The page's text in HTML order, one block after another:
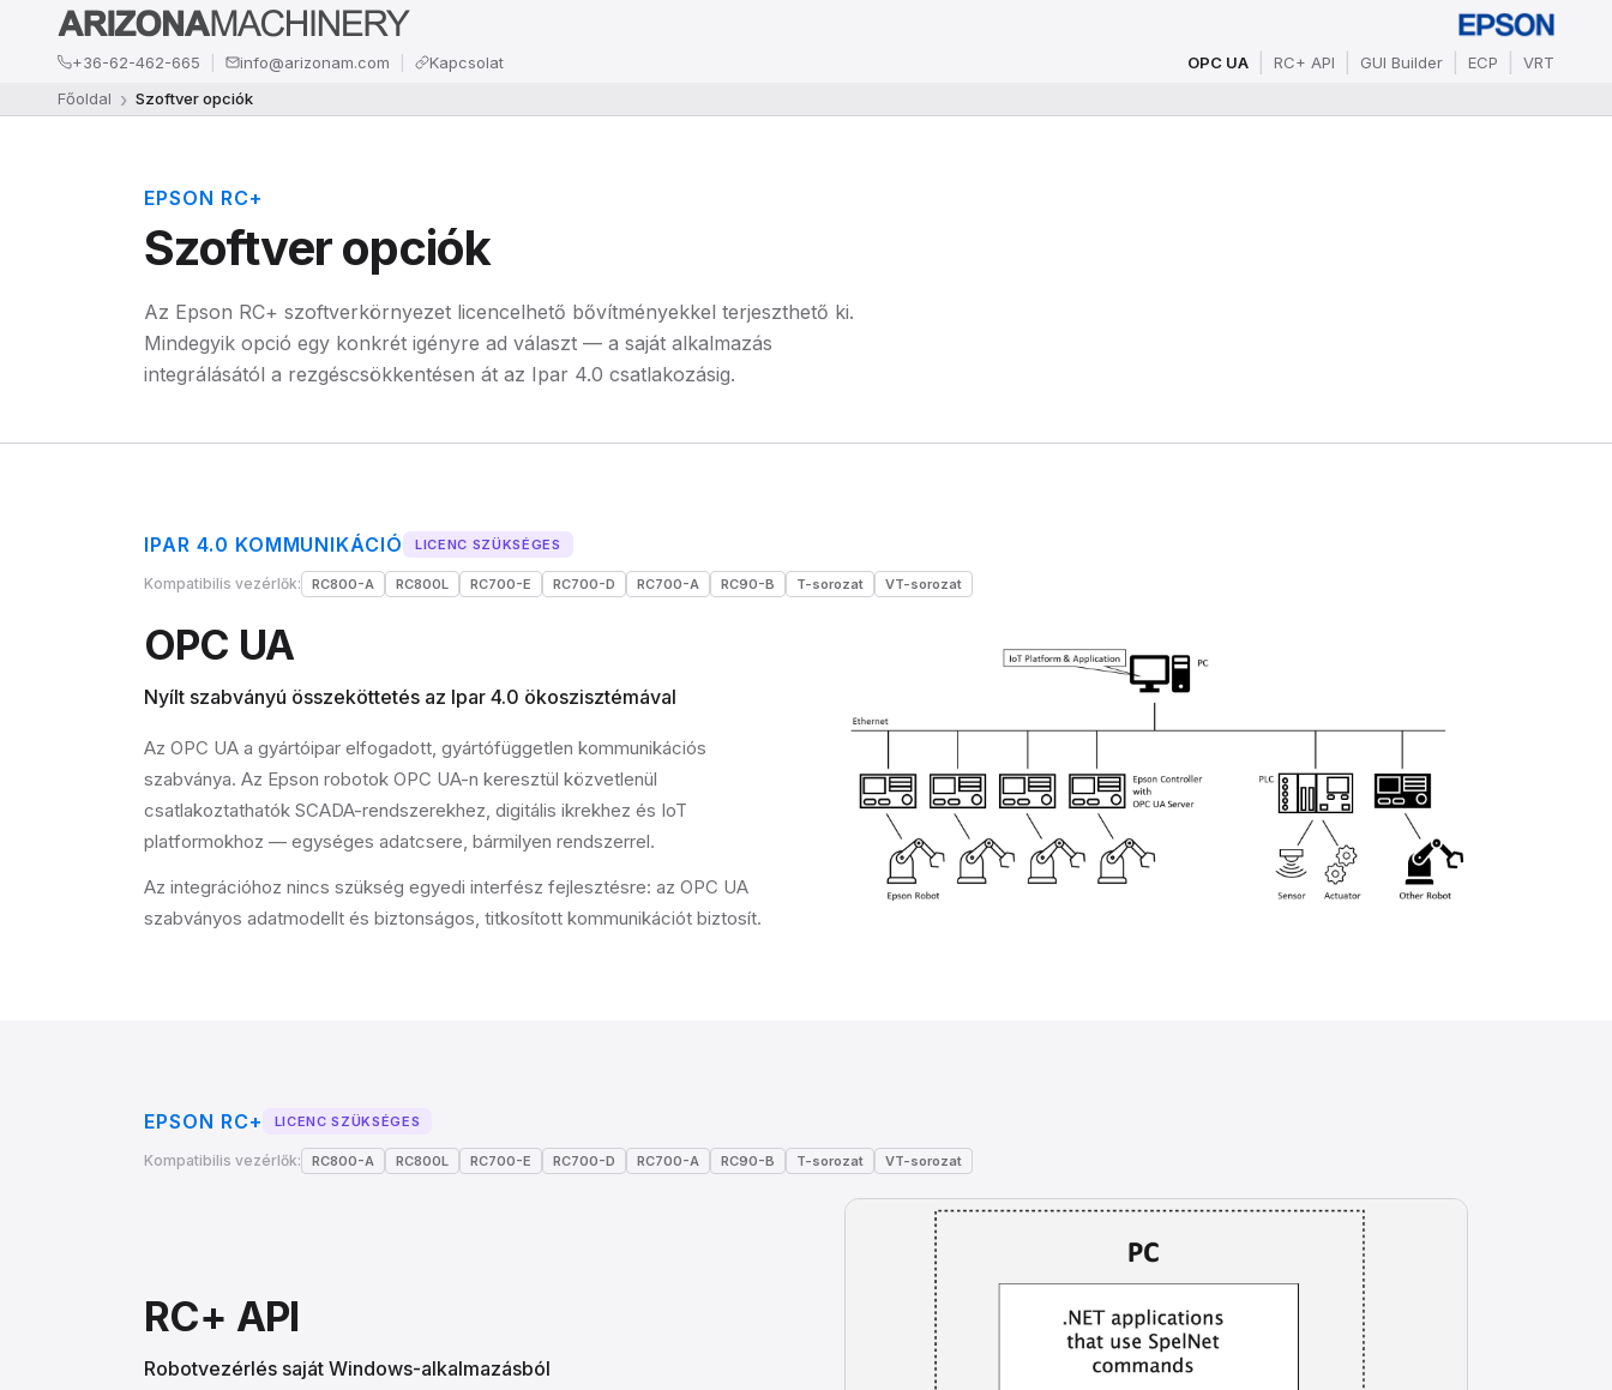
+36-62-462-665 info@arizonam.com Kapcsolat OPC UA RC+ API GUI Builder ECP
VRT
Főoldal
Szoftver opciók
EPSON RC+
Szoftver opciók
Az Epson RC+ szoftverkörnyezet licencelhető bővítményekkel terjeszthető ki.
Mindegyik opció egy konkrét igényre ad választ — a saját alkalmazás
integrálásától a rezgéscsökkentésen át az Ipar 4.0 csatlakozásig.
IPAR 4.0 KOMMUNIKÁCIÓ LICENC SZÜKSÉGES
Kompatibilis vezérlők: RC800-A RC800L RC700-E RC700-D RC700-A RC90-B T-sorozat VT-sorozat
OPC UA
Nyílt szabványú összeköttetés az Ipar 4.0 ökoszisztémával
Az OPC UA a gyártóipar elfogadott, gyártófüggetlen kommunikációs
szabványa. Az Epson robotok OPC UA-n keresztül közvetlenül
csatlakoztathatók SCADA-rendszerekhez, digitális ikrekhez és IoT
platformokhoz — egységes adatcsere, bármilyen rendszerrel.
Az integrációhoz nincs szükség egyedi interfész fejlesztésre: az OPC UA
szabványos adatmodellt és biztonságos, titkosított kommunikációt biztosít.
EPSON RC+ LICENC SZÜKSÉGES
Kompatibilis vezérlők: RC800-A RC800L RC700-E RC700-D RC700-A RC90-B T-sorozat VT-sorozat
RC+ API
Robotvezérlés saját Windows-alkalmazásból